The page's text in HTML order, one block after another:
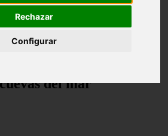
Rechazar
Configurar
del mar